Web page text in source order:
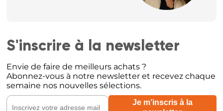
S'inscrire à la newsletter
Envie de faire de meilleurs achats ?
Abonnez-vous à notre newsletter et recevez chaque
semaine nos nouvelles sélections.